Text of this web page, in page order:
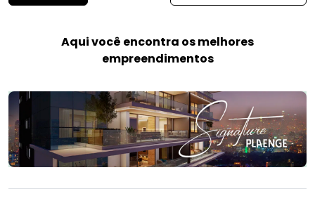
Aqui você encontra os melhores
empreendimentos